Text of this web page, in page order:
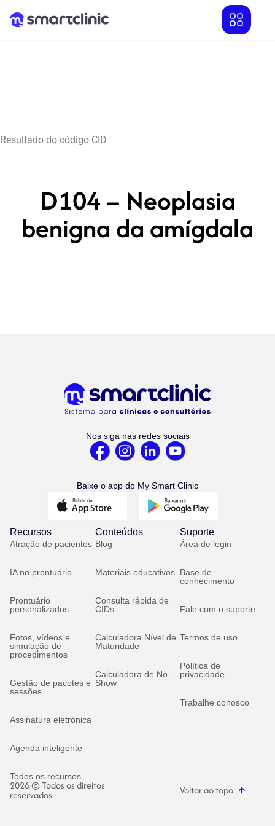
Resultado do código CID
D104 – Neoplasia
benigna da amígdala
Nos siga nas redes sociais
Baixe o app do My Smart Clinic
Recursos
Atração de pacientes
IA no prontuário
Prontuário
personalizados
Fotos, vídeos e
simulação de
procedimentos
Gestão de pacotes e
sessões
Assinatura eletrônica
Agenda inteligente
Todos os recursos
Conteúdos
Blog
Materiais educativos
Consulta rápida de
CIDs
Calculadora Nível de
Maturidade
Calculadora de No-
Show
Suporte
Área de login
Base de
conhecimento
Fale com o suporte
Termos de uso
Política de
privacidade
Trabalhe conosco
2026 © Todos os direitos
reservados Voltar ao topo